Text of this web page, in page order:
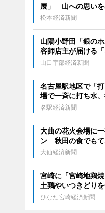
展」 山への思い
松本経済新聞
山陽小野田「銀の
容師店主が届ける「
山口宇部経済新聞
名古屋駅地区で「
場で一斉に打ち水
名駅経済新聞
大曲の花火会場に
ン 秋田の食でもて
大仙経済新聞
宮崎に「宮崎地鶏
土鶏やいつきどり
ひなた宮崎経済新聞